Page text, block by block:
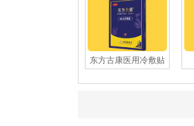
东方古康医用冷敷贴